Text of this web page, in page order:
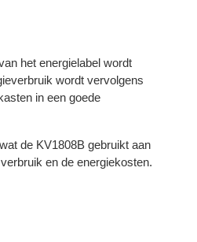
het energielabel wordt
wordt vervolgens
in een goede
de KV1808B gebruikt aan
en de energiekosten.